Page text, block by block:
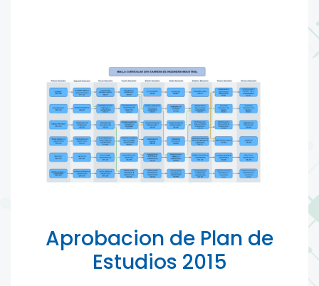
Aprobacion de Plan de
Estudios 2015